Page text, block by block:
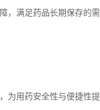
，满足药品长期保存的需
为用药安全性与便捷性提